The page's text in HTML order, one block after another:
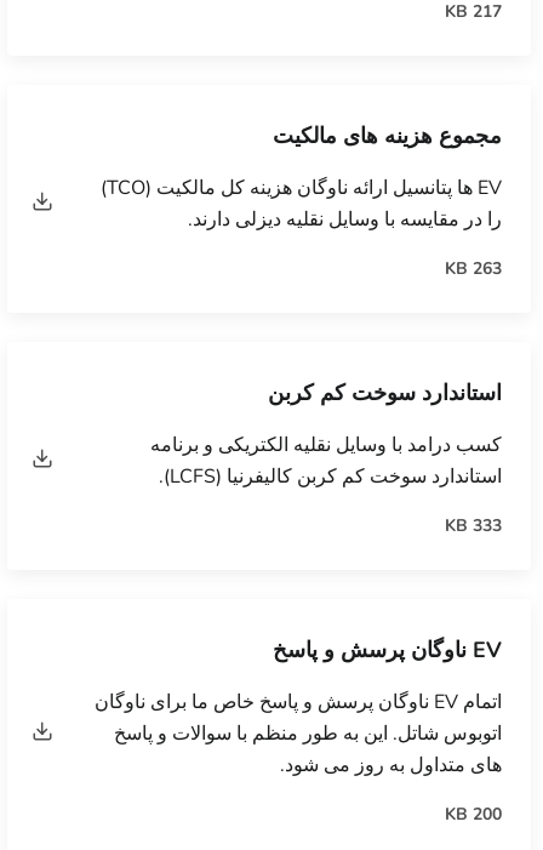
217 KB
مجموع هزینه های مالکیت
EV ها پتانسیل ارائه ناوگان هزینه کل مالکیت (TCO)
را در مقایسه با وسایل نقلیه دیزلی دارند.
263 KB
استاندارد سوخت کم کربن
کسب درامد با وسایل نقلیه الکتریکی و برنامه
استاندارد سوخت کم کربن کالیفرنیا (LCFS).
333 KB
EV ناوگان پرسش و پاسخ
اتمام EV ناوگان پرسش و پاسخ خاص ما برای ناوگان
اتوبوس شاتل. این به طور منظم با سوالات و پاسخ
های متداول به روز می شود.
200 KB